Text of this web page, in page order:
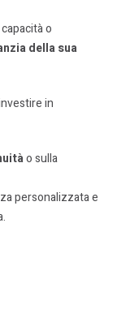
o
della sua
in
o sulla
personalizzata e